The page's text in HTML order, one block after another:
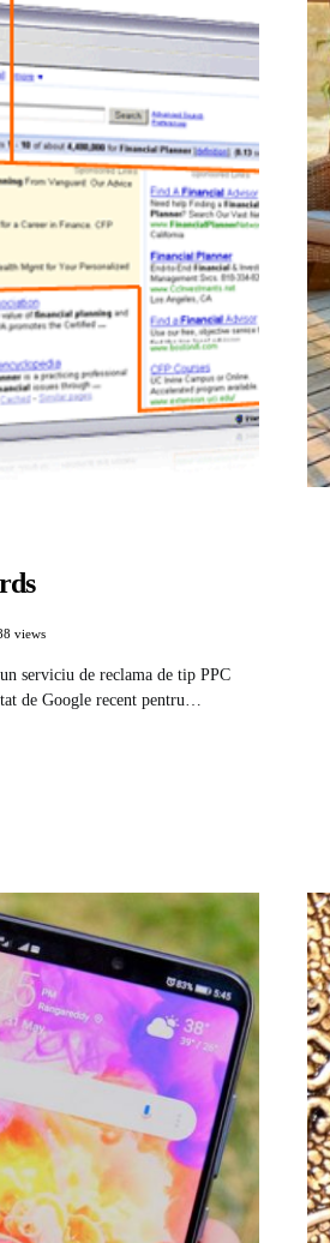
views
serviciu de reclama de tip PPC
de Google recent pentru…